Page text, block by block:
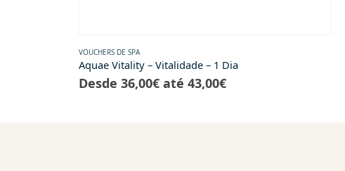
VOUCHERS DE SPA
Aquae Vitality – Vitalidade – 1 Dia
Desde 36,00€ até 43,00€